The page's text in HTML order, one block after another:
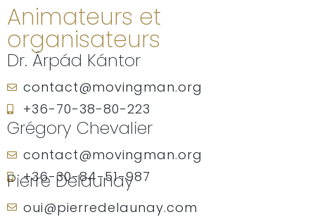
Animateurs et
organisateurs
Dr. Árpád Kántor
contact@movingman.org
+36-70-38-80-223
Grégory Chevalier
contact@movingman.org
+36-30-84-51-987
Pierre Delaunay
oui@pierredelaunay.com